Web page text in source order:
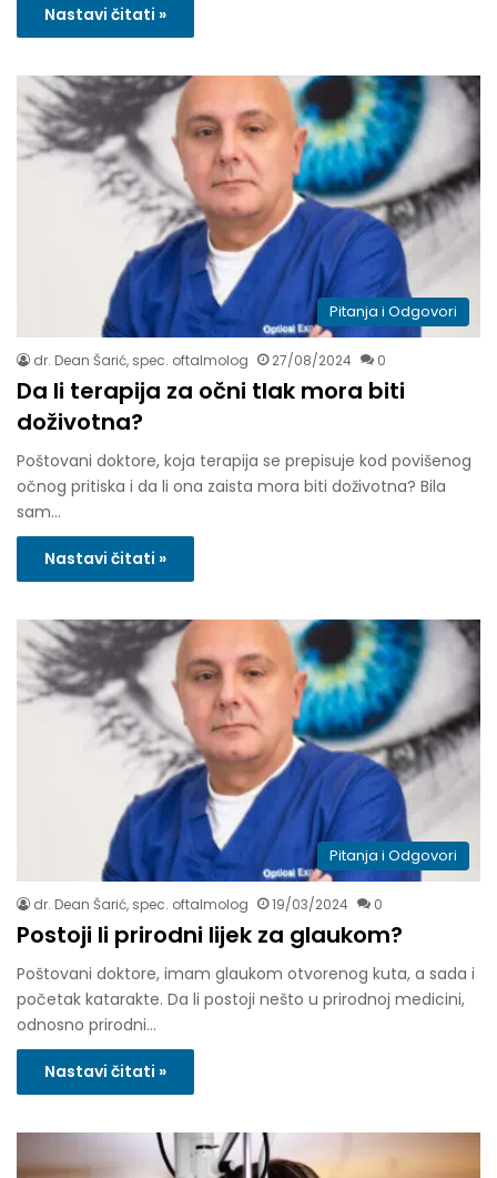
Nastavi čitati »
Pitanja i Odgovori
dr. Dean Šarić, spec. oftalmolog 27/08/2024 0
Da li terapija za očni tlak mora biti
doživotna?
Poštovani doktore, koja terapija se prepisuje kod povišenog
očnog pritiska i da li ona zaista mora biti doživotna? Bila
sam…
Nastavi čitati »
Pitanja i Odgovori
dr. Dean Šarić, spec. oftalmolog 19/03/2024 0
Postoji li prirodni lijek za glaukom?
Poštovani doktore, imam glaukom otvorenog kuta, a sada i
početak katarakte. Da li postoji nešto u prirodnoj medicini,
odnosno prirodni…
Nastavi čitati »